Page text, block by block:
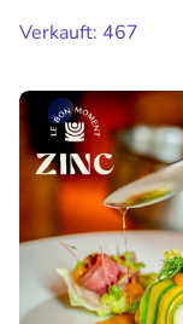
Verkauft: 467